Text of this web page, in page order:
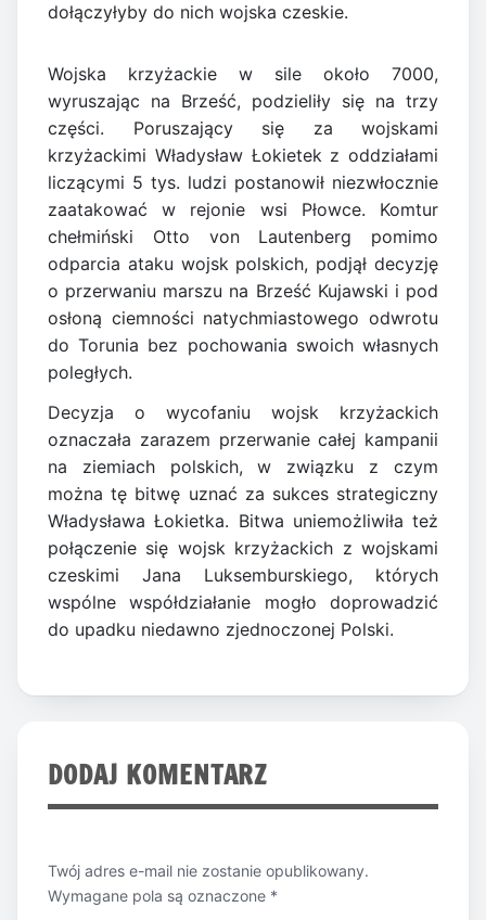
dołączyłyby do nich wojska czeskie.
Wojska krzyżackie w sile około 7000,
wyruszając na Brześć, podzieliły się na trzy
części. Poruszający się za wojskami
krzyżackimi Władysław Łokietek z oddziałami
liczącymi 5 tys. ludzi postanowił niezwłocznie
zaatakować w rejonie wsi Płowce. Komtur
chełmiński Otto von Lautenberg pomimo
odparcia ataku wojsk polskich, podjął decyzję
o przerwaniu marszu na Brześć Kujawski i pod
osłoną ciemności natychmiastowego odwrotu
do Torunia bez pochowania swoich własnych
poległych.
Decyzja o wycofaniu wojsk krzyżackich
oznaczała zarazem przerwanie całej kampanii
na ziemiach polskich, w związku z czym
można tę bitwę uznać za sukces strategiczny
Władysława Łokietka. Bitwa uniemożliwiła też
połączenie się wojsk krzyżackich z wojskami
czeskimi Jana Luksemburskiego, których
wspólne współdziałanie mogło doprowadzić
do upadku niedawno zjednoczonej Polski.
DODAJ KOMENTARZ
Twój adres e-mail nie zostanie opublikowany.
Wymagane pola są oznaczone *